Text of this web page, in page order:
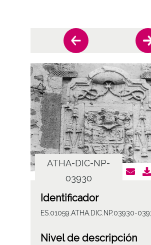
ATHA-DIC-NP-
03930
Identificador
ES.01059.ATHA.DIC.NP.03930-
Nivel de descripción